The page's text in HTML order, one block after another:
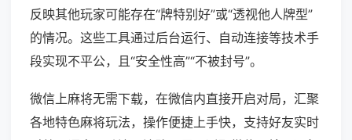
反映其他玩家可能存在“牌特别好”或“透视他人牌型”
的情况。这些工具通过后台运行、自动连接等技术手
段实现不平公，且“安全性高”“不被封号”。
微信上麻将无需下载，在微信内直接开启对局，汇聚
各地特色麻将玩法，操作便捷上手快，支持好友实时